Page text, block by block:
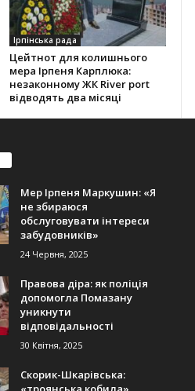
Ірпінська рада
Цейтнот для колишнього
мера Ірпеня Карплюка:
незаконному ЖК River port
відводять два місяці
Мер Ірпеня Маркушин: «Я
не збираюся
обслуговувати інтереси
забудовників»
24 Червня, 2025
Правова діра: як поліція
допомогла Помазану
уникнути
відповідальності
30 Квітня, 2025
Скорик-Шкарівська: